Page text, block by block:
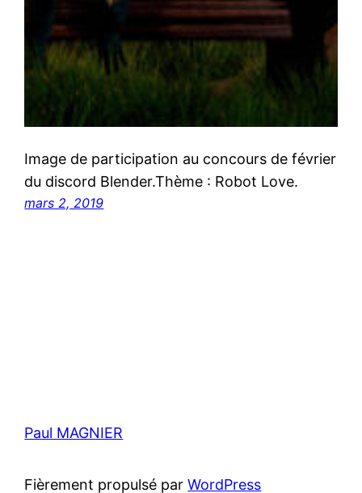
Image de participation au concours de février
du discord Blender.Thème : Robot Love.
mars 2, 2019
Paul MAGNIER
Fièrement propulsé parWordPress